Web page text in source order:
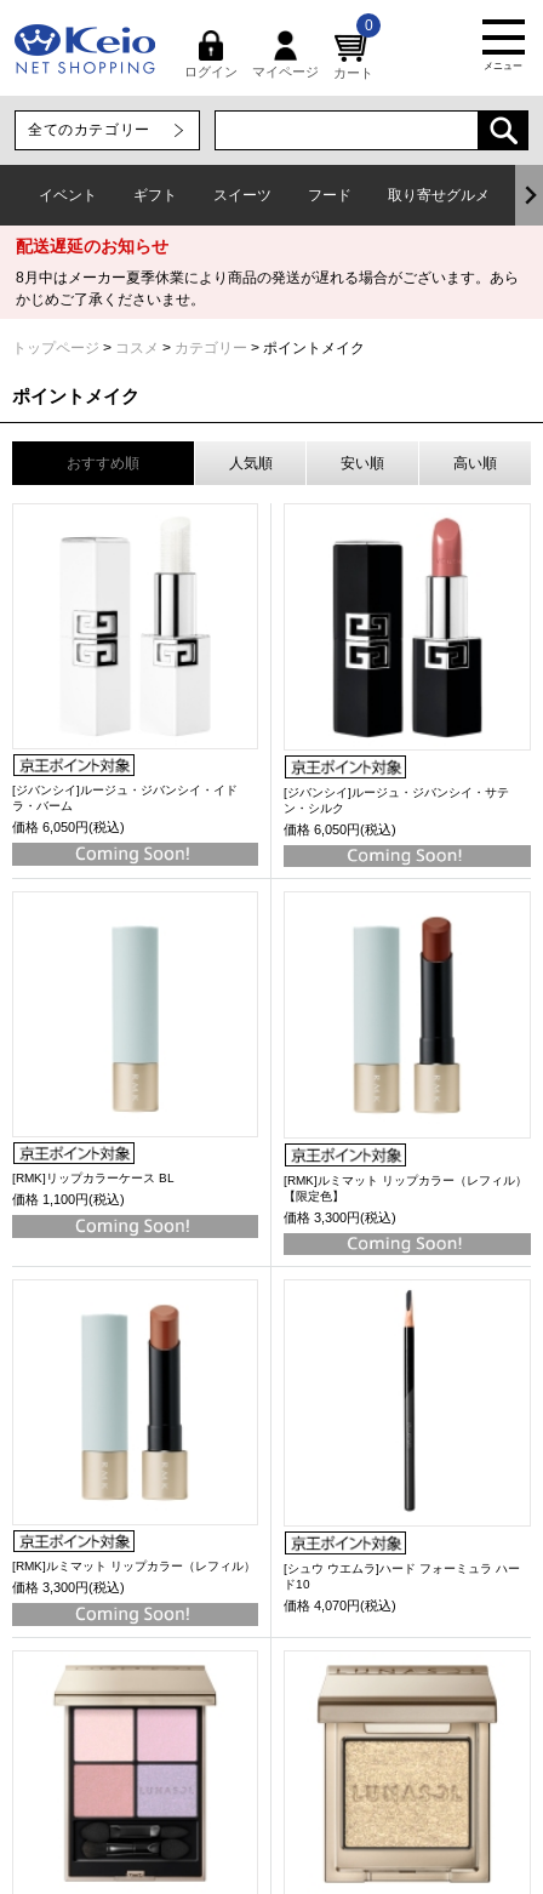
ログイン マイページ カート
0
メニュー
イベント ギフト スイーツ フード 取り寄せグルメ
配送遅延のお知らせ
8月中はメーカー夏季休業により商品の発送が遅れる場合がございます。あら
かじめご了承くださいませ。
トップページ コスメ カテゴリー ポイントメイク
ポイントメイク
おすすめ順 人気順 安い順 高い順
[ジバンシイ]ルージュ・ジバンシイ・イド
ラ・バーム
価格 6,050円(税込)
[ジバンシイ]ルージュ・ジバンシイ・サテ
ン・シルク
価格 6,050円(税込)
[RMK]リップカラーケース BL
価格 1,100円(税込)
[RMK]ルミマット リップカラー（レフィル）
【限定色】
価格 3,300円(税込)
[RMK]ルミマット リップカラー（レフィル）
価格 3,300円(税込)
[シュウ ウエムラ]ハード フォーミュラ ハー
ド10
価格 4,070円(税込)